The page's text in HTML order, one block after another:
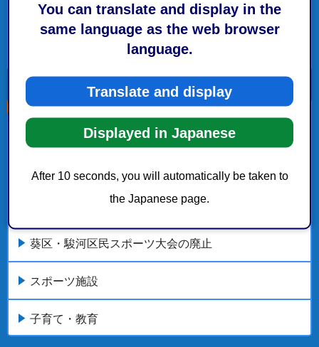
You can translate and display in the
same language as the web browser
language.
Translate and display
Displayed in Japanese
After 10 seconds, you will automatically be taken to
the Japanese page.
市の取組・計画
ホームタウン活動の推進
こちらの記事も読まれています。
体育館などで行う各種スポーツ教室のご案内
葵区・駿河区民スポーツ大会の廃止
スポーツ施設
子育て・教育